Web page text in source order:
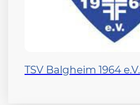
TSV Balgheim 1964 e.V.